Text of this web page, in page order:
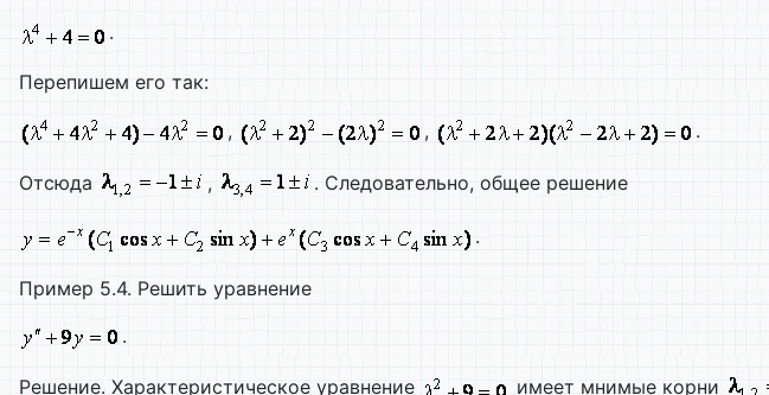
.
Перепишем его так:
, , .
Отсюда , . Следовательно, общее решение
.
Пример 5.4. Решить уравнение
.
Решение. Характеристическое уравнение имеет мнимые корни